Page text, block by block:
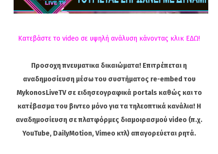
Κατεβάστε το video σε υψηλή ανάλυση κάνοντας κλικ ΕΔΩ!
Προσοχη πνευματικα δικαιώματα! Επιτρέπεται η
αναδημοσίευση μέσω του συστήματος re-embed του
MykonosLiveTV σε ειδησεογραφικά portals καθώς και το
κατέβασμα του βιντεο μόνο για τα τηλεοπτικά κανάλια! Η
αναδημοσίευση σε πλατφόρμες διαμοιρασμού video (π.χ.
YouTube, DailyMotion, Vimeo κτλ) απαγορεύεται ρητά.